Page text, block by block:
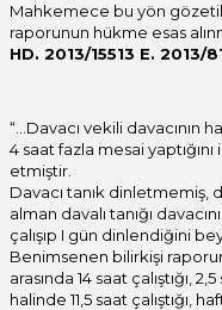
Mahkemece bu yön
raporunun hükme esas
HD. 2013/15513 E. 2013/
“…Davacı vekili davacının
4 saat fazla mesai
etmiştir.
Davacı tanık dinletmemiş,
alman davalı tanığı
çalışıp I gün dinlendiğini
Benimsenen bilirkişi
arasında 14 saat çalıştığı,
halinde 11,5 saat çalıştığı,